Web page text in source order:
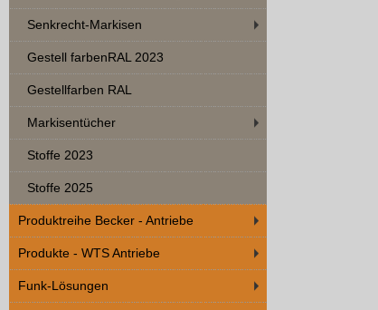
Senkrecht-Markisen
Gestell farbenRAL 2023
Gestellfarben RAL
Markisentücher
Stoffe 2023
Stoffe 2025
Produktreihe Becker - Antriebe
Produkte - WTS Antriebe
Funk-Lösungen